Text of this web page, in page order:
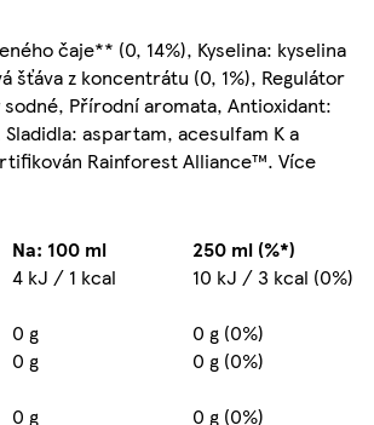
čaje** (0, 14%), Kyselina: kyselina
šťáva z koncentrátu (0, 1%), Regulátor
Přírodní aromata, Antioxidant:
aspartam, acesulfam K a
Rainforest Alliance™. Více
Na: 100 ml
250 ml (%*)
4 kJ / 1 kcal
10 kJ / 3 kcal (0%)
0 g
0 g (0%)
0 g
0 g (0%)
0 g
0 g (0%)